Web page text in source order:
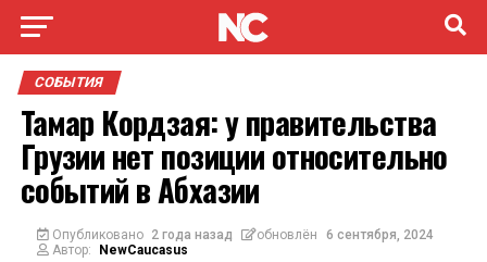
СОБЫТИЯ
Тамар Кордзая: у правительства
Грузии нет позиции относительно
событий в Абхазии
Опубликовано 2 года назад обновлён
6 сентября, 2024
Автор:
NewCaucasus